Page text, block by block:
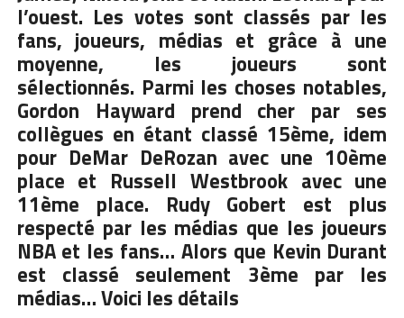
l’ouest. Les votes sont classés par les
fans, joueurs, médias et grâce à une
moyenne, les joueurs sont
sélectionnés. Parmi les choses notables,
Gordon Hayward prend cher par ses
collègues en étant classé 15ème, idem
pour DeMar DeRozan avec une 10ème
place et Russell Westbrook avec une
11ème place. Rudy Gobert est plus
respecté par les médias que les joueurs
NBA et les fans… Alors que Kevin Durant
est classé seulement 3ème par les
médias… Voici les détails